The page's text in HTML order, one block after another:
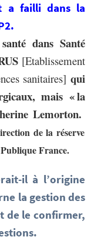
a failli dans la
dans Santé
[Etablissement
sanitaires] qui
mais « la
Lemorton.
de la réserve
France.
il à l’origine
la gestion des
de le confirmer,